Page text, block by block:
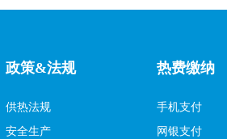
政策&法规
供热法规
安全生产
热费缴纳
手机支付
网银支付